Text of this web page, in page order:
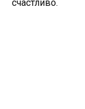
счастливо.